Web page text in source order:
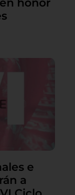
e
a